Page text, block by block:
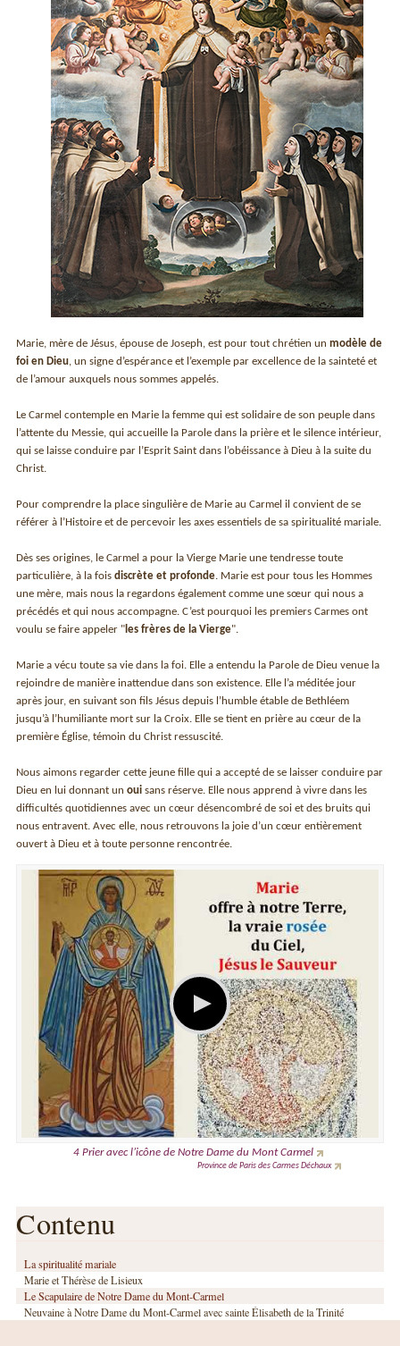
Marie, mère de Jésus, épouse de Joseph, est pour tout chrétien unmodèle de
foi en Dieu, un signe d’espérance et l’exemple par excellence de la sainteté et
de l’amour auxquels nous sommes appelés.
Le Carmel contemple en Marie la femme qui est solidaire de son peuple dans
l’attente du Messie, qui accueille la Parole dans la prière et le silence intérieur,
qui se laisse conduire par l’Esprit Saint dans l’obéissance à Dieu à la suite du
Christ.
Pour comprendre la place singulière de Marie au Carmel il convient de se
référer à l’Histoire et de percevoir les axes essentiels de sa spiritualité mariale.
Dès ses origines, le Carmel a pour la Vierge Marie une tendresse toute
particulière, à la foisdiscrète et profonde. Marie est pour tous les Hommes
une mère, mais nous la regardons également comme une sœur qui nous a
précédés et qui nous accompagne. C’est pourquoi les premiers Carmes ont
voulu se faire appeler " les frères de la Vierge".
Marie a vécu toute sa vie dans la foi. Elle a entendu la Parole de Dieu venue la
rejoindre de manière inattendue dans son existence. Elle l’a méditée jour
après jour, en suivant son fils Jésus depuis l’humble étable de Bethléem
jusqu’à l’humiliante mort sur la Croix. Elle se tient en prière au cœur de la
première Église, témoin du Christ ressuscité.
Nous aimons regarder cette jeune fille qui a accepté de se laisser conduire par
Dieu en lui donnant unoui sans réserve. Elle nous apprend à vivre dans les
difficultés quotidiennes avec un cœur désencombré de soi et des bruits qui
nous entravent. Avec elle, nous retrouvons la joie d’un cœur entièrement
ouvert à Dieu et à toute personne rencontrée.
4 Prier avec l’icône de Notre Dame du Mont Carmel
Province de Paris des Carmes Déchaux
Contenu
La spiritualité mariale
Marie et Thérèse de Lisieux
Le Scapulaire de Notre Dame du Mont-Carmel
Neuvaine à Notre Dame du Mont-Carmel avec sainte Élisabeth de la Trinité